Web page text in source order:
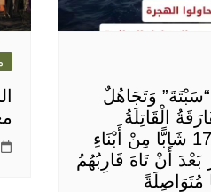
وَتَجَاهُلٌ
الْقَاتِلَةُ
لِلسِّيَاسَةِ الْجَزَائِرِيَّةِ: 17 شَابًّا مِنْ أَبْنَاءِ
بَعْدَ أَنْ تَاهَ قَارِبُهُمُ